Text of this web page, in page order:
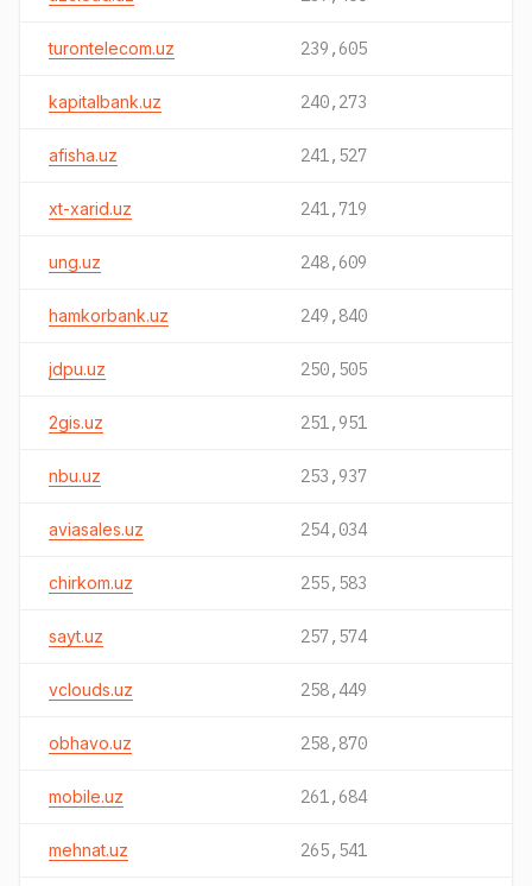
turontelecom.uz 239,605
kapitalbank.uz 240,273
afisha.uz 241,527
xt-xarid.uz 241,719
ung.uz 248,609
hamkorbank.uz 249,840
jdpu.uz 250,505
2gis.uz 251,951
nbu.uz 253,937
aviasales.uz 254,034
chirkom.uz 255,583
sayt.uz 257,574
vclouds.uz 258,449
obhavo.uz 258,870
mobile.uz 261,684
mehnat.uz 265,541